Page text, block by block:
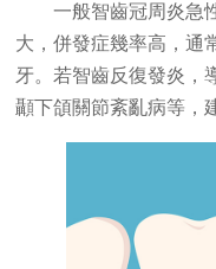
一般智齒冠周炎急
大，併發症幾率高，通
牙。若智齒反復發炎，
顳下頜關節紊亂病等，